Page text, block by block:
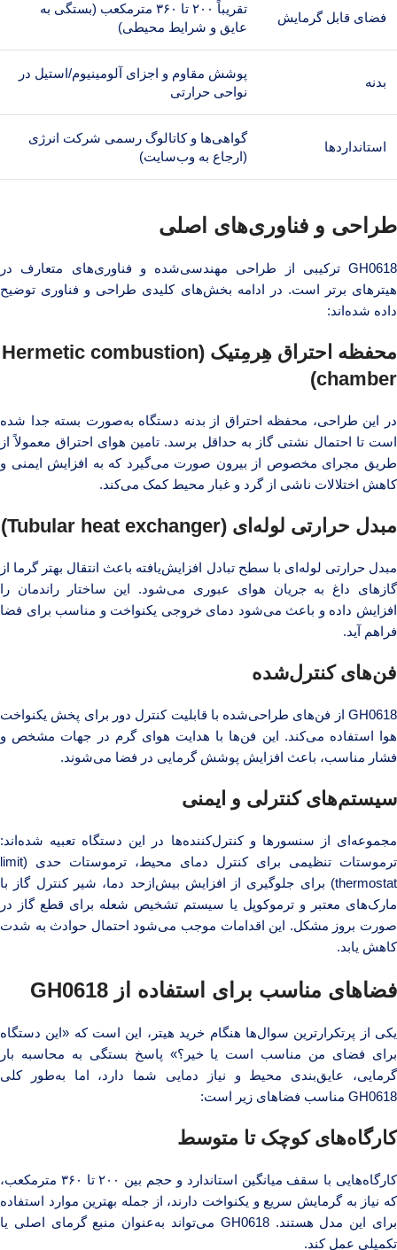
فضای قابل گرمایش
تقریباً ۲۰۰ تا ۳۶۰ مترمکعب (بستگی به
عایق و شرایط محیطی)
بدنه
پوشش مقاوم و اجزای آلومینیوم/استیل در
نواحی حرارتی
استانداردها
گواهی‌ها و کاتالوگ رسمی شرکت انرژی
(ارجاع به وب‌سایت)
طراحی و فناوری‌های اصلی
GH0618 ترکیبی از طراحی مهندسی‌شده و فناوری‌های متعارف در
هیترهای برتر است. در ادامه بخش‌های کلیدی طراحی و فناوری توضیح
داده شده‌اند:
محفظه احتراق هِرمِتیک (Hermetic combustion
chamber)
در این طراحی، محفظه احتراق از بدنه دستگاه به‌صورت بسته جدا شده
است تا احتمال نشتی گاز به حداقل برسد. تامین هوای احتراق معمولاً از
طریق مجرای مخصوص از بیرون صورت می‌گیرد که به افزایش ایمنی و
کاهش اختلالات ناشی از گرد و غبار محیط کمک می‌کند.
مبدل حرارتی لوله‌ای (Tubular heat exchanger)
مبدل حرارتی لوله‌ای با سطح تبادل افزایش‌یافته باعث انتقال بهتر گرما از
گازهای داغ به جریان هوای عبوری می‌شود. این ساختار راندمان را
افزایش داده و باعث می‌شود دمای خروجی یکنواخت و مناسب برای فضا
فراهم آید.
فن‌های کنترل‌شده
GH0618 از فن‌های طراحی‌شده با قابلیت کنترل دور برای پخش یکنواخت
هوا استفاده می‌کند. این فن‌ها با هدایت هوای گرم در جهات مشخص و
فشار مناسب، باعث افزایش پوشش گرمایی در فضا می‌شوند.
سیستم‌های کنترلی و ایمنی
مجموعه‌ای از سنسورها و کنترل‌کننده‌ها در این دستگاه تعبیه شده‌اند:
ترموستات تنظیمی برای کنترل دمای محیط، ترموستات حدی (limit
thermostat) برای جلوگیری از افزایش بیش‌ازحد دما، شیر کنترل گاز با
مارک‌های معتبر و ترموکوپل یا سیستم تشخیص شعله برای قطع گاز در
صورت بروز مشکل. این اقدامات موجب می‌شود احتمال حوادث به شدت
کاهش یابد.
فضاهای مناسب برای استفاده از GH0618
یکی از پرتکرارترین سوال‌ها هنگام خرید هیتر، این است که «این دستگاه
برای فضای من مناسب است یا خیر؟» پاسخ بستگی به محاسبه بار
گرمایی، عایق‌بندی محیط و نیاز دمایی شما دارد، اما به‌طور کلی
GH0618 مناسب فضاهای زیر است:
کارگاه‌های کوچک تا متوسط
کارگاه‌هایی با سقف میانگین استاندارد و حجم بین ۲۰۰ تا ۳۶۰ مترمکعب،
که نیاز به گرمایش سریع و یکنواخت دارند، از جمله بهترین موارد استفاده
برای این مدل هستند. GH0618 می‌تواند به‌عنوان منبع گرمای اصلی یا
تکمیلی عمل کند.